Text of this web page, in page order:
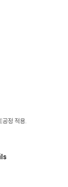
정 적용.